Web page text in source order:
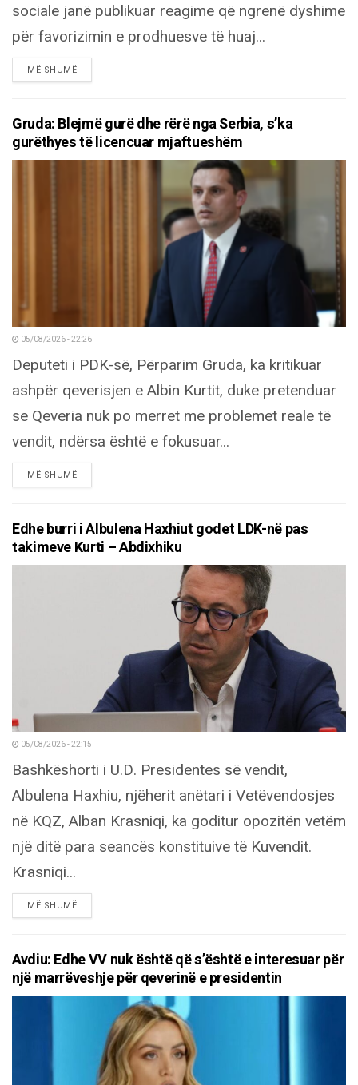
sociale janë publikuar reagime që ngrenë dyshime
për favorizimin e prodhuesve të huaj...
MË SHUMËDETAILS
Gruda: Blejmë gurë dhe rërë nga Serbia, s’ka
gurëthyes të licencuar mjaftueshëm
05/08/2026 - 22:26
Deputeti i PDK-së, Përparim Gruda, ka kritikuar
ashpër qeverisjen e Albin Kurtit, duke pretenduar
se Qeveria nuk po merret me problemet reale të
vendit, ndërsa është e fokusuar...
MË SHUMËDETAILS
Edhe burri i Albulena Haxhiut godet LDK-në pas
takimeve Kurti – Abdixhiku
05/08/2026 - 22:15
Bashkëshorti i U.D. Presidentes së vendit,
Albulena Haxhiu, njëherit anëtari i Vetëvendosjes
në KQZ, Alban Krasniqi, ka goditur opozitën vetëm
një ditë para seancës konstituive të Kuvendit.
Krasniqi...
MË SHUMËDETAILS
Avdiu: Edhe VV nuk është që s’është e interesuar për
një marrëveshje për qeverinë e presidentin